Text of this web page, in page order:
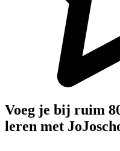
Voeg je bij ruim
leren met